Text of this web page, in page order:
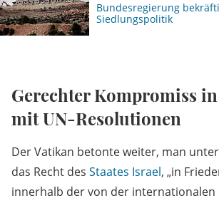
Bundesregierung
Siedlungspolitik
Gerechter Kompromiss
mit UN-Resolutionen
Der Vatikan betonte weiter, man
das Recht des Staates Israel, „in
innerhalb der von der internationalen